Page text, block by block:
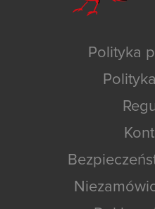
Polityka